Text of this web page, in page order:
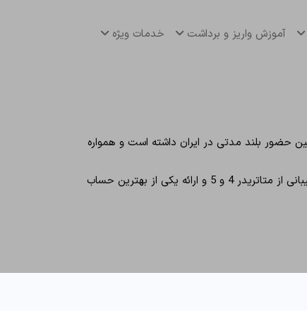
آموزش واریز و برداشت خدمات ویژه
سابقه ای 25 ساله است. آلپاری همچنین حضور بلند مدتی در ایران داشته است و همواره
کارگزاری آلپاری با خدمات ارزنده ای چون ارائه حساب نانو، پشتیبانی از واریز و برداشت ریالی و تاپ چنج، حداکثر اهرم 1:3000، پشتیبانی از متاتریدر 4 و 5 و ارائه یکی از بهترین حساب